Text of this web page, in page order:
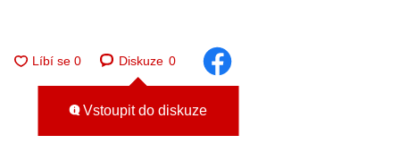
Diskuze 0
Vstoupit do diskuze